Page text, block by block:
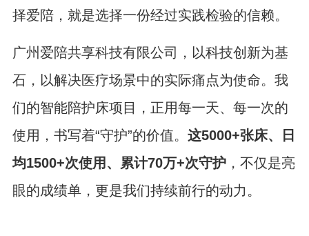
择爱陪，就是选择一份经过实践检验的信赖。
广州爱陪共享科技有限公司，以科技创新为基
石，以解决医疗场景中的实际痛点为使命。我
们的智能陪护床项目，正用每一天、每一次的
使用，书写着“守护”的价值。 这5000+张床、日
均1500+次使用、累计70万+次守护，不仅是亮
眼的成绩单，更是我们持续前行的动力。